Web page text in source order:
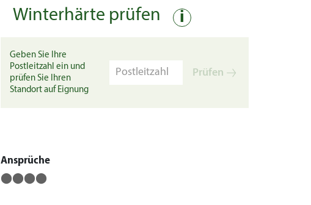
Winterhärte prüfen i
Geben Sie Ihre
Postleitzahl ein und
prüfen Sie Ihren
Standort auf Eignung
Prüfen
Ansprüche
⬤⬤⬤⬤